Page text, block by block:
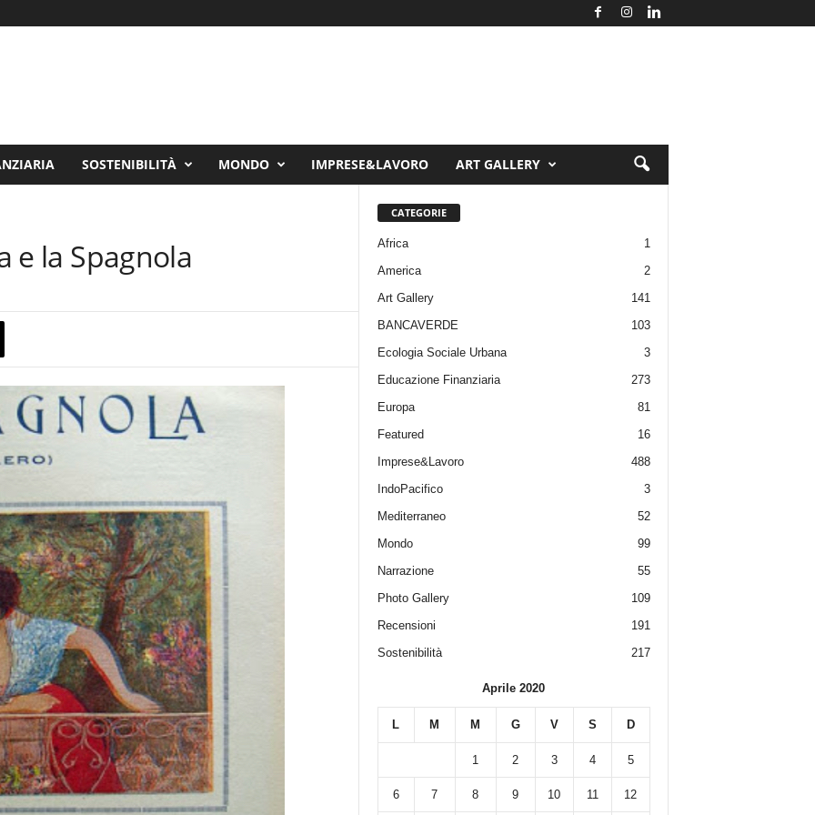
SOSTENIBILITÀ MONDO IMPRESE&LAVORO ART GALLERY
e la Spagnola
CATEGORIE
Africa
1
America
2
Art Gallery
141
BANCAVERDE
103
Ecologia Sociale Urbana
3
Educazione Finanziaria
273
Europa
81
Featured
16
Imprese&Lavoro
488
IndoPacifico
3
Mediterraneo
52
Mondo
99
Narrazione
55
Photo Gallery
109
Recensioni
191
Sostenibilità
217
Aprile 2020
L M M G V S D
1 2 3 4 5
6 7 8 9 10 11 12